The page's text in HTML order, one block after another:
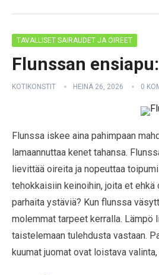
TAVALLISET SAIRAUDET JA OIREET
Flunssan
KOTIKONSTIT HEINÄ 26, 2026 0
Flunssa iskee aina pahimpaan
lamaannuttaa kenet tahansa.
lievittää oireita ja nopeuttaa
tehokkaisiin keinoihin, joita et
parhaita ystäviä? Kun flunssa
molemmat tarpeet kerralla. Lämpö
taistelemaan tulehdusta vastaan.
kuumat juomat ovat loistava